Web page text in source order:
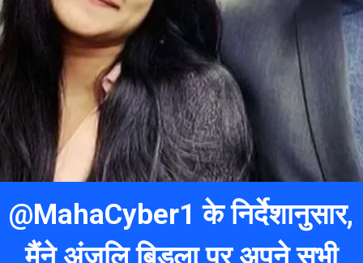
@MahaCyber1 के निर्देशानुसार,
मैंने अंजलि बिड़ला पर अपने सभी